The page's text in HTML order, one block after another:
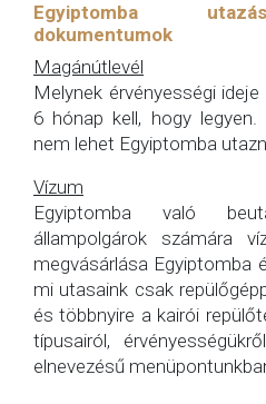
Egyiptomba
dokumentumok
Magánútlevél
Melynek érvényességi
6 hónap kell, hogy
nem lehet Egyiptomba
Vízum
Egyiptomba való
állampolgárok számára
megvásárlása Egyiptomba
mi utasaink csak
és többnyire a kairói
típusairól,
elnevezésű